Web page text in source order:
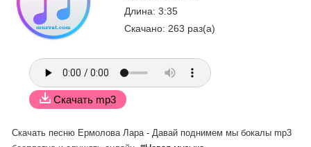
Длина: 3:35
Скачано: 263 раз(а)
Скачать mp3
Скачать песню Ермолова Лара - Давай поднимем мы бокалы mp3